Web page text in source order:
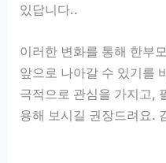
있답니다..
이러한 변화를 통해 한부
앞으로 나아갈 수 있기를
극적으로 관심을 가지고,
용해 보시길 권장드려요.